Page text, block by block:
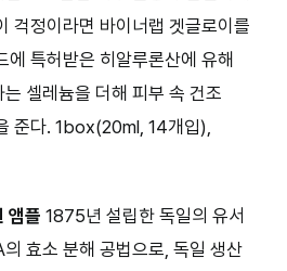
걱정이라면 바이너랩 겟글로이를
에 특허받은 히알루론산에 유해
셀레늄을 더해 피부 속 건조
준다. 1box(20ml, 14개입),
앰플 1875년 설립한 독일의 유서
효소 분해 공법으로, 독일 생산